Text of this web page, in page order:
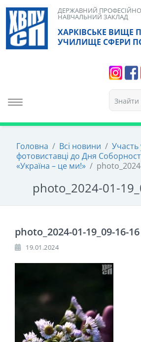
Skip
content
ХАРКІВСЬКЕ ВИЩЕ
УЧИЛИЩЕ СФЕРИ
ДЕРЖАВНИЙ
НАВЧАЛЬНИЙ ЗАКЛАД
Toggle navigation
Головна / Всі новини / Участь
фотовиставці до Дня
«Україна – це ми!» /
photo_2024-01-
photo_2024-01-19_09-16-16
19.01.2024